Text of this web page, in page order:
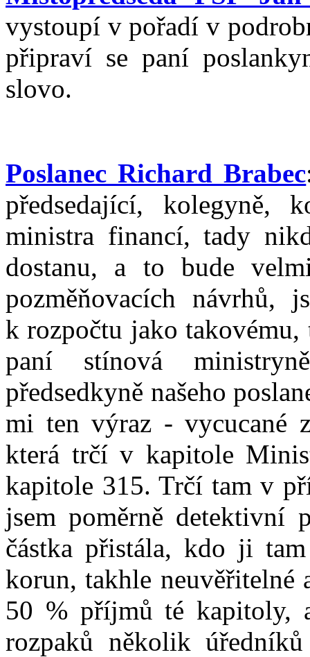
vystoupí v pořadí v
připraví se paní
slovo.
Poslanec Richard Brabec
předsedající, kolegyně,
ministra financí, tady
dostanu, a to bude
pozměňovacích návrhů,
k rozpočtu jako
paní stínová
předsedkyně našeho
mi ten výraz - vycucané
která trčí v kapitole
kapitole 315. Trčí tam v
jsem poměrně detektivní
částka přistála, kdo ji
korun, takhle neuvěřitelné
50 % příjmů té kapitoly,
rozpaků několik